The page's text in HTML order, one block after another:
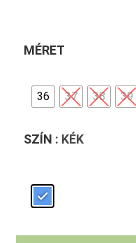
MÉRET
36 37 38 39
SZÍN : KÉK